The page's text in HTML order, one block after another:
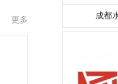
更多 成都